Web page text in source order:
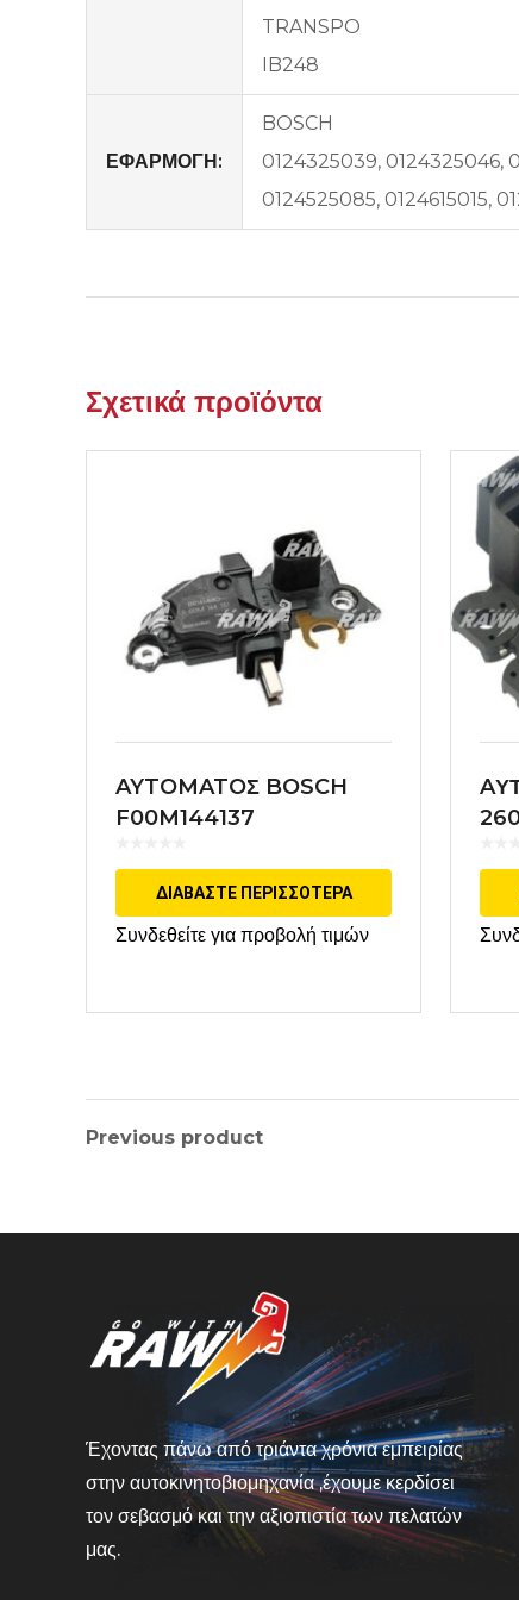
TRANSPO
IB248
ΕΦΑΡΜΟΓΗ:
BOSCH
0124325039, 0124325046,
0124525085, 0124615015,
Σχετικά προϊόντα
AYTOMATOΣ BOSCH
F00M144137
ΔΙΑΒΆΣΤΕ ΠΕΡΙΣΣΌΤΕΡΑ
Συνδεθείτε για προβολή τιμών
Previous product
Έχοντας πάνω από τριάντα χρόνια εμπειρίας
στην αυτοκινητοβιομηχανία ,έχουμε κερδίσει
τον σεβασμό και την αξιοπιστία των πελατών
μας.